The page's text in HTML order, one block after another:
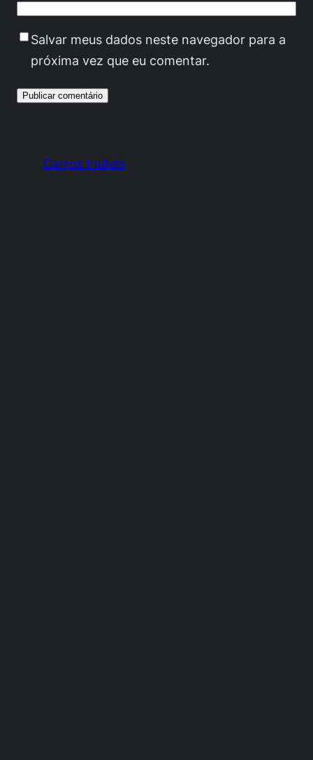
Salvar meus dados neste navegador para a
próxima vez que eu comentar.
Carros Inúteis